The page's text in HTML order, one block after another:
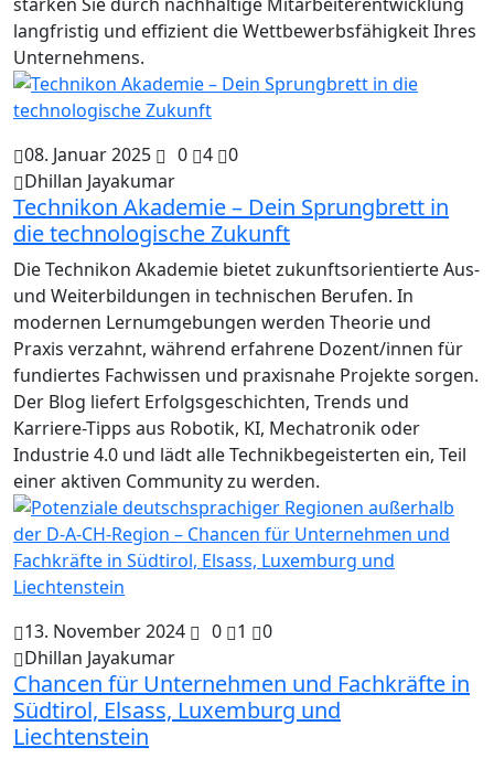
langfristig und effizient die Wettbewerbsfähigkeit Ihres
Unternehmens.
08. Januar 2025 0 4
0
Dhillan Jayakumar
Technikon Akademie – Dein Sprungbrett in
die technologische Zukunft
Die Technikon Akademie bietet zukunftsorientierte Aus-
und Weiterbildungen in technischen Berufen. In
modernen Lernumgebungen werden Theorie und
Praxis verzahnt, während erfahrene Dozent/innen für
fundiertes Fachwissen und praxisnahe Projekte sorgen.
Der Blog liefert Erfolgsgeschichten, Trends und
Karriere-Tipps aus Robotik, KI, Mechatronik oder
Industrie 4.0 und lädt alle Technikbegeisterten ein, Teil
einer aktiven Community zu werden.
13. November 2024 0 1
0
Dhillan Jayakumar
Chancen für Unternehmen und Fachkräfte in
Südtirol, Elsass, Luxemburg und
Liechtenstein